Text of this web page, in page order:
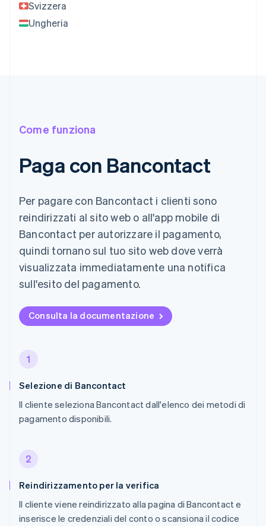
Svizzera
Ungheria
Come funziona
Paga con Bancontact
Per pagare con Bancontact i clienti sono
reindirizzati al sito web o all'app mobile di
Bancontact per autorizzare il pagamento,
quindi tornano sul tuo sito web dove verrà
visualizzata immediatamente una notifica
sull'esito del pagamento.
Consulta la documentazione
1
Selezione di Bancontact
Il cliente seleziona Bancontact dall'elenco dei metodi di
pagamento disponibili.
2
Reindirizzamento per la verifica
Il cliente viene reindirizzato alla pagina di Bancontact e
inserisce le credenziali del conto o scansiona il codice